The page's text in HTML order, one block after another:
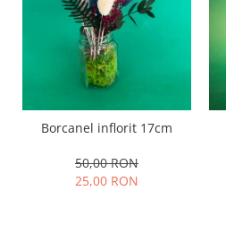
Borcanel inflorit 17cm
50,00 RON
25,00 RON